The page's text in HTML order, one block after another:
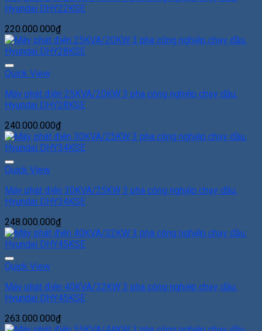
Hyundai DHY22KSE
220.000.000₫
Quick View
Máy phát điện 25KVA/20KW 3 pha công nghiệp chạy dầu.
Hyundai DHY28KSE
240.000.000₫
Quick View
Máy phát điện 30KVA/25KW 3 pha công nghiệp chạy dầu.
Hyundai DHY34KSE
248.000.000₫
Quick View
Máy phát điện 40KVA/32KW 3 pha công nghiệp chạy dầu.
Hyundai DHY45KSE
263.000.000₫